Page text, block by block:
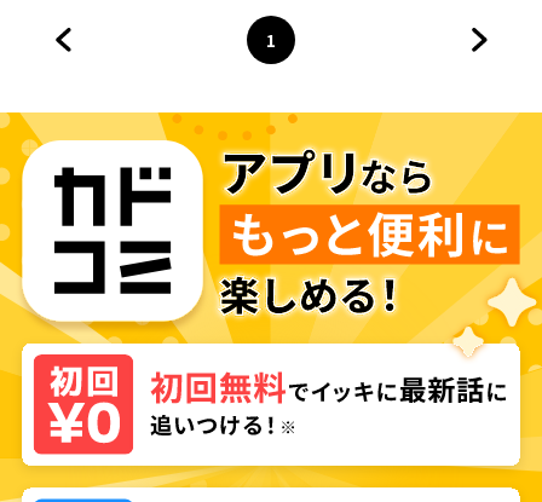
れは、新たな可能性のはじまり
でした～
ページ
1
へ